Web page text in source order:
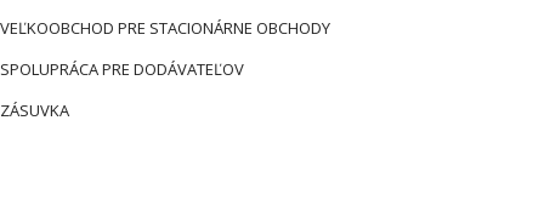
VEĽKOOBCHOD PRE STACIONÁRNE OBCHODY
SPOLUPRÁCA PRE DODÁVATEĽOV
ZÁSUVKA